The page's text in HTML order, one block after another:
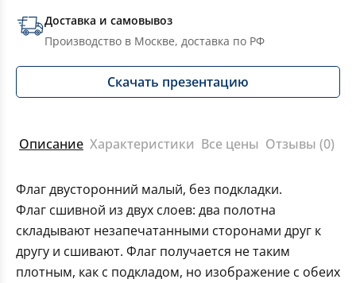
Доставка и самовывоз
Производство в Москве, доставка по РФ
Скачать презентацию
Описание Характеристики Все цены Отзывы (0)
Флаг двусторонний малый, без подкладки.
Флаг сшивной из двух слоев: два полотна
складывают незапечатанными сторонами друг к
другу и сшивают. Флаг получается не таким
плотным, как с подкладом, но изображение с обеих